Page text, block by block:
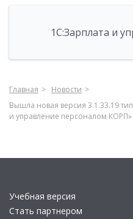
1С:Зарплата и
Главная
Новости
Вышла новая версия 3.1.33.19
и управление персоналом КОРП»
Учебная версия
Стать партнером